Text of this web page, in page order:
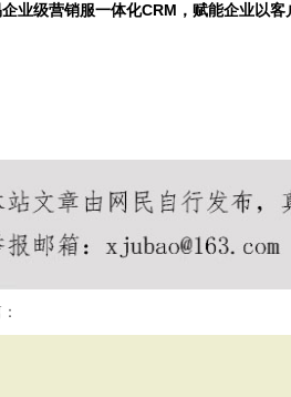
业级营销服一体化CRM，赋能企业以